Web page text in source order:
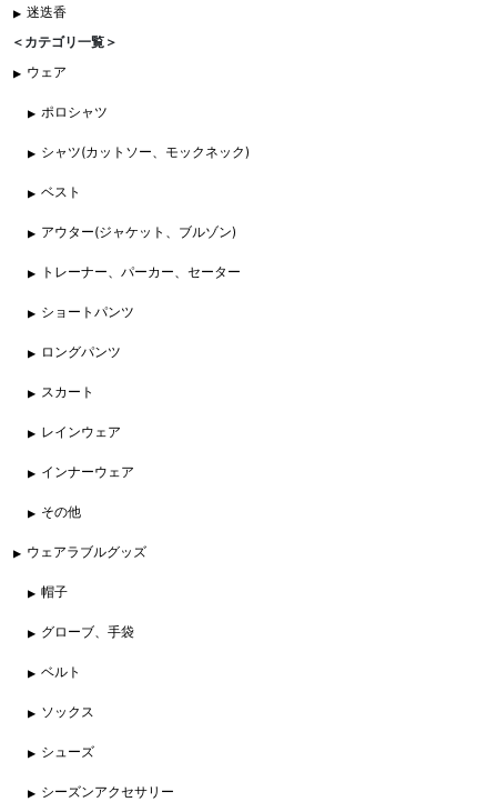
迷迭香
＜カテゴリ一覧＞
ウェア
ポロシャツ
シャツ(カットソー、モックネック)
ベスト
アウター(ジャケット、ブルゾン)
トレーナー、パーカー、セーター
ショートパンツ
ロングパンツ
スカート
レインウェア
インナーウェア
その他
ウェアラブルグッズ
帽子
グローブ、手袋
ベルト
ソックス
シューズ
シーズンアクセサリー